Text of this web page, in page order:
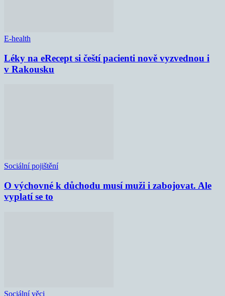
E-health
Léky na eRecept si čeští pacienti nově vyzvednou i
v Rakousku
Sociální pojištění
O výchovné k důchodu musí muži i zabojovat. Ale
vyplatí se to
Sociální věci